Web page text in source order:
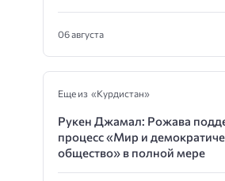
06 августа
Еще из «Курдистан»
Рукен Джамал: Рожава
процесс «Мир и
общество» в полной мере